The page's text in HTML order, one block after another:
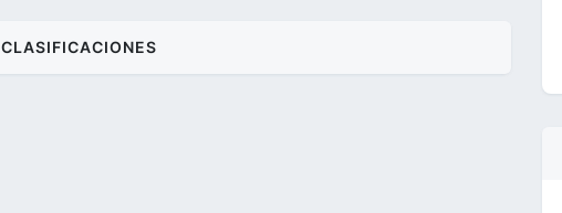
CLASIFICACIONES